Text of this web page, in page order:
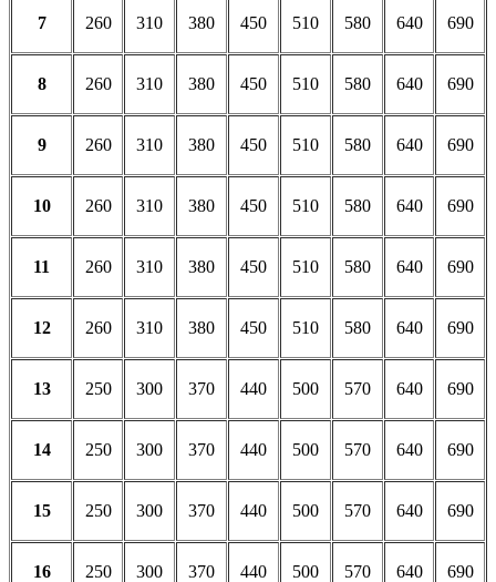
7 260 310 380 450 510 580 640 690
8 260 310 380 450 510 580 640 690
9 260 310 380 450 510 580 640 690
10 260 310 380 450 510 580 640 690
11 260 310 380 450 510 580 640 690
12 260 310 380 450 510 580 640 690
13 250 300 370 440 500 570 640 690
14 250 300 370 440 500 570 640 690
15 250 300 370 440 500 570 640 690
16 250 300 370 440 500 570 640 690